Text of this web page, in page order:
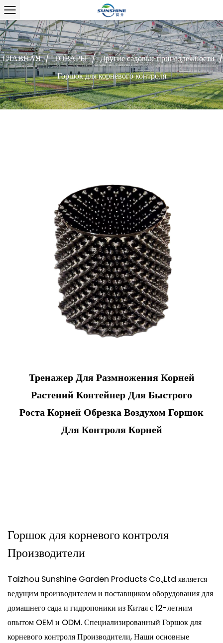
ГЛАВНАЯ / ТОВАРЫ / Другие садовые принадлежности /
Горшок для корневого контроля
Тренажер Для Размножения Корней
Растений Контейнер Для Быстрого
Роста Корней Обрезка Воздухом Горшок
Для Контроля Корней
Горшок для корневого контроля
Производители
Taizhou Sunshine Garden Products Co.,Ltd является
ведущим производителем и поставщиком оборудования для
домашнего сада и гидропоники из Китая с 12-летним
опытом OEM и ODM. Специализированный Горшок для
корневого контроля Производители, Наши основные